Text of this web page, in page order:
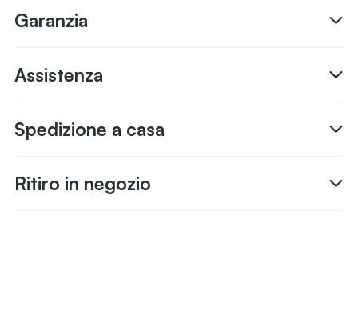
Garanzia
Assistenza
Spedizione a casa
Ritiro in negozio